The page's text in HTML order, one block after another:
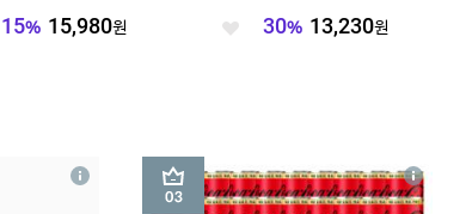
15% 15,980원 좋 30% 13,230원
상
3
상
세